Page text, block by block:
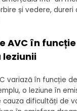
și vedere, dureri
AVC în
leziunii
variază în funcție
o leziune în
cauza dificultăți de